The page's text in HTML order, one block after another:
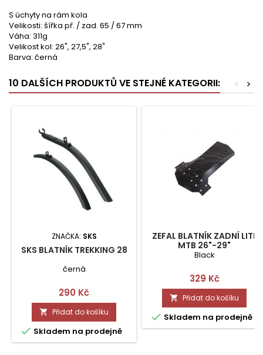
S úchyty na rám kola
Velikosti: šířka př. / zad. 65 / 67 mm
Váha: 311g
Velikost kol: 26", 27,5", 28"
Barva: černá
10 DALŠÍCH PRODUKTŮ VE STEJNÉ KATEGORII: >
<
ZNAČKA: SKS
SKS BLATNÍK TREKKING 28
černá
Cena
290 Kč
 Přidat do košíku
 Skladem na prodejně
ZEFAL BLATNÍK ZADNÍ LITE
MTB 26"-29"
Black
Cena
329 Kč
 Přidat do košíku
 Skladem na prodejně